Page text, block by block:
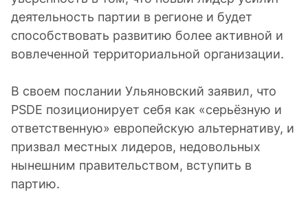
деятельность партии в регионе и будет
способствовать развитию более активной и
вовлеченной территориальной организации.
В своем послании Ульяновский заявил, что
PSDE позиционирует себя как «серьёзную и
ответственную» европейскую альтернативу, и
призвал местных лидеров, недовольных
нынешним правительством, вступить в
партию.